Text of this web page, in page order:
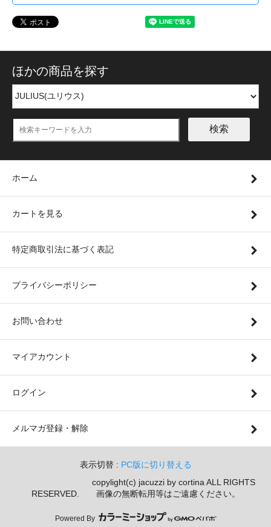
ほかの商品を探す
検索
ホーム
カートを見る
特定商取引法に基づく表記
プライバシーポリシー
お問い合わせ
マイアカウント
ログイン
メルマガ登録・解除
表示切替 : PC版に切り替える
copylight(c) jacuzzi by cortina ALL RIGHTS
RESERVED. 画像の無断転用等はご遠慮ください。
Powered By